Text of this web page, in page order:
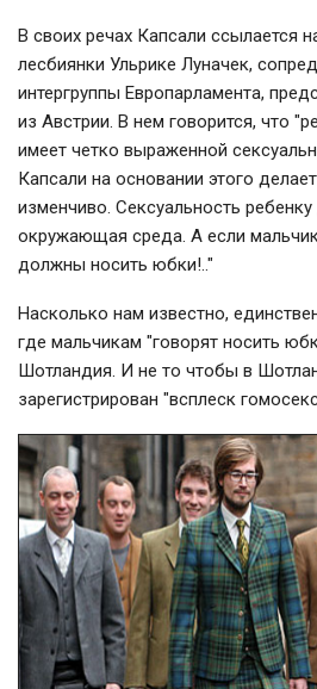
В своих речах Капсали ссылается
лесбиянки Ульрике Луначек,
интергруппы Европарламента,
из Австрии. В нем говорится, что
имеет четко выраженной
Капсали на основании этого
изменчиво. Сексуальность
окружающая среда. А если
должны носить юбки!.."
Насколько нам известно,
где мальчикам "говорят носить
Шотландия. И не то чтобы в
зарегистрирован "всплеск